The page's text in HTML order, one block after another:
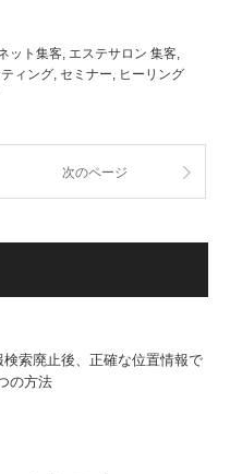
ット集客, エステサロン 集客,
ィング, セミナー, ヒーリング
次のページ
索廃止後、正確な位置情報で
の方法